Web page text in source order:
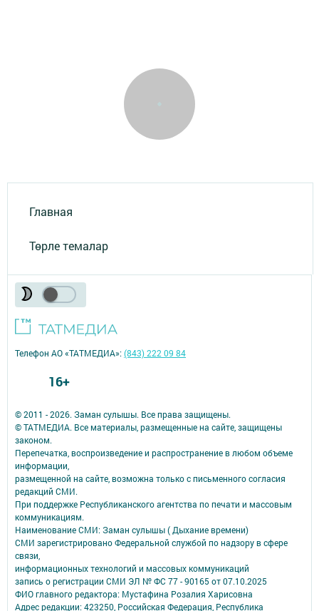
Главная
Төрле темалар
© 2011 - 2026. Заман сулышы. Все права защищены.
© ТАТМЕДИА. Все материалы, размещенные на сайте, защищены
законом.
Перепечатка, воспроизведение и распространение в любом объеме
информации,
размещенной на сайте, возможна только с письменного согласия
редакций СМИ.
При поддержке Республиканского агентства по печати и массовым
коммуникациям.
Наименование СМИ: Заман сулышы ( Дыхание времени)
СМИ зарегистрировано Федеральной службой по надзору в сфере
связи,
информационных технологий и массовых коммуникаций
запись о регистрации СМИ ЭЛ № ФС 77 - 90165 от 07.10.2025
ФИО главного редактора: Мустафина Розалия Харисовна
Адрес редакции: 423250, Российская Федерация, Республика
Телефон АО «ТАТМЕДИА»:(843) 222 09 84
16+